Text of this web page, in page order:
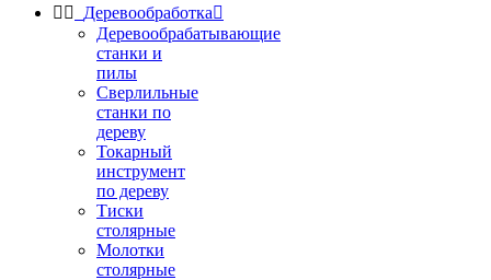
  Деревообработка
Деревообрабатывающие
станки и
пилы
Сверлильные
станки по
дереву
Токарный
инструмент
по дереву
Тиски
столярные
Молотки
столярные